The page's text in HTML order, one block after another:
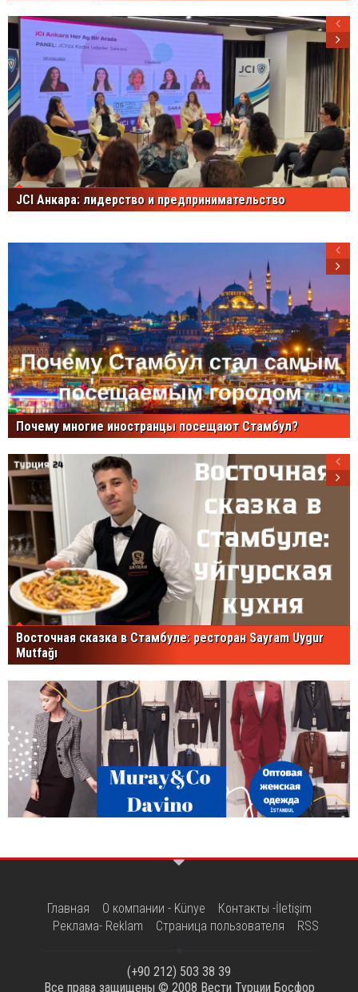
JCI Анкара: лидерство и предпринимательство
Почему многие иностранцы посещают Стамбул?
Восточная сказка в Стамбуле: ресторан Sayram Uygur
Mutfağı
Главная О компании - Künye
Контакты -İletişim
Реклама- Reklam
Страница пользователя RSS
(+90 212) 503 38 39
Все права защищены © 2008 Вести Турции Босфор